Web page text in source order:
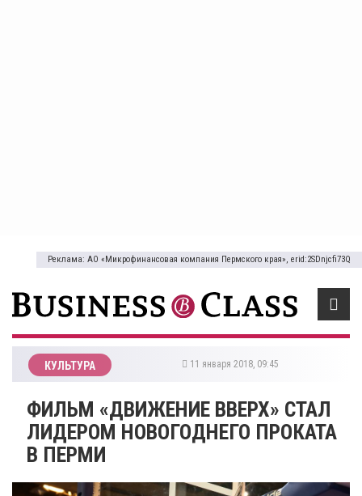
Реклама: АО «Микрофинансовая компания Пермского края», erid:2SDnjcfi73Q
КУЛЬТУРА 11 января 2018, 09:45
​ФИЛЬМ «ДВИЖЕНИЕ ВВЕРХ» СТАЛ
ЛИДЕРОМ НОВОГОДНЕГО ПРОКАТА
В ПЕРМИ